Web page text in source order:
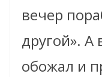
вечер
другой». А
обожал и